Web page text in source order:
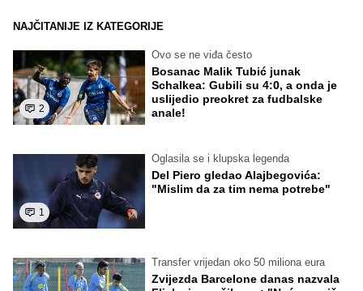
NAJČITANIJE IZ KATEGORIJE
2
Ovo se ne viđa često
Bosanac Malik Tubić junak
Schalkea: Gubili su 4:0, a onda je
uslijedio preokret za fudbalske
anale!
1
Oglasila se i klupska legenda
Del Piero gledao Alajbegovića:
"Mislim da za tim nema potrebe"
Transfer vrijedan oko 50 miliona eura
Zvijezda Barcelone danas nazvala